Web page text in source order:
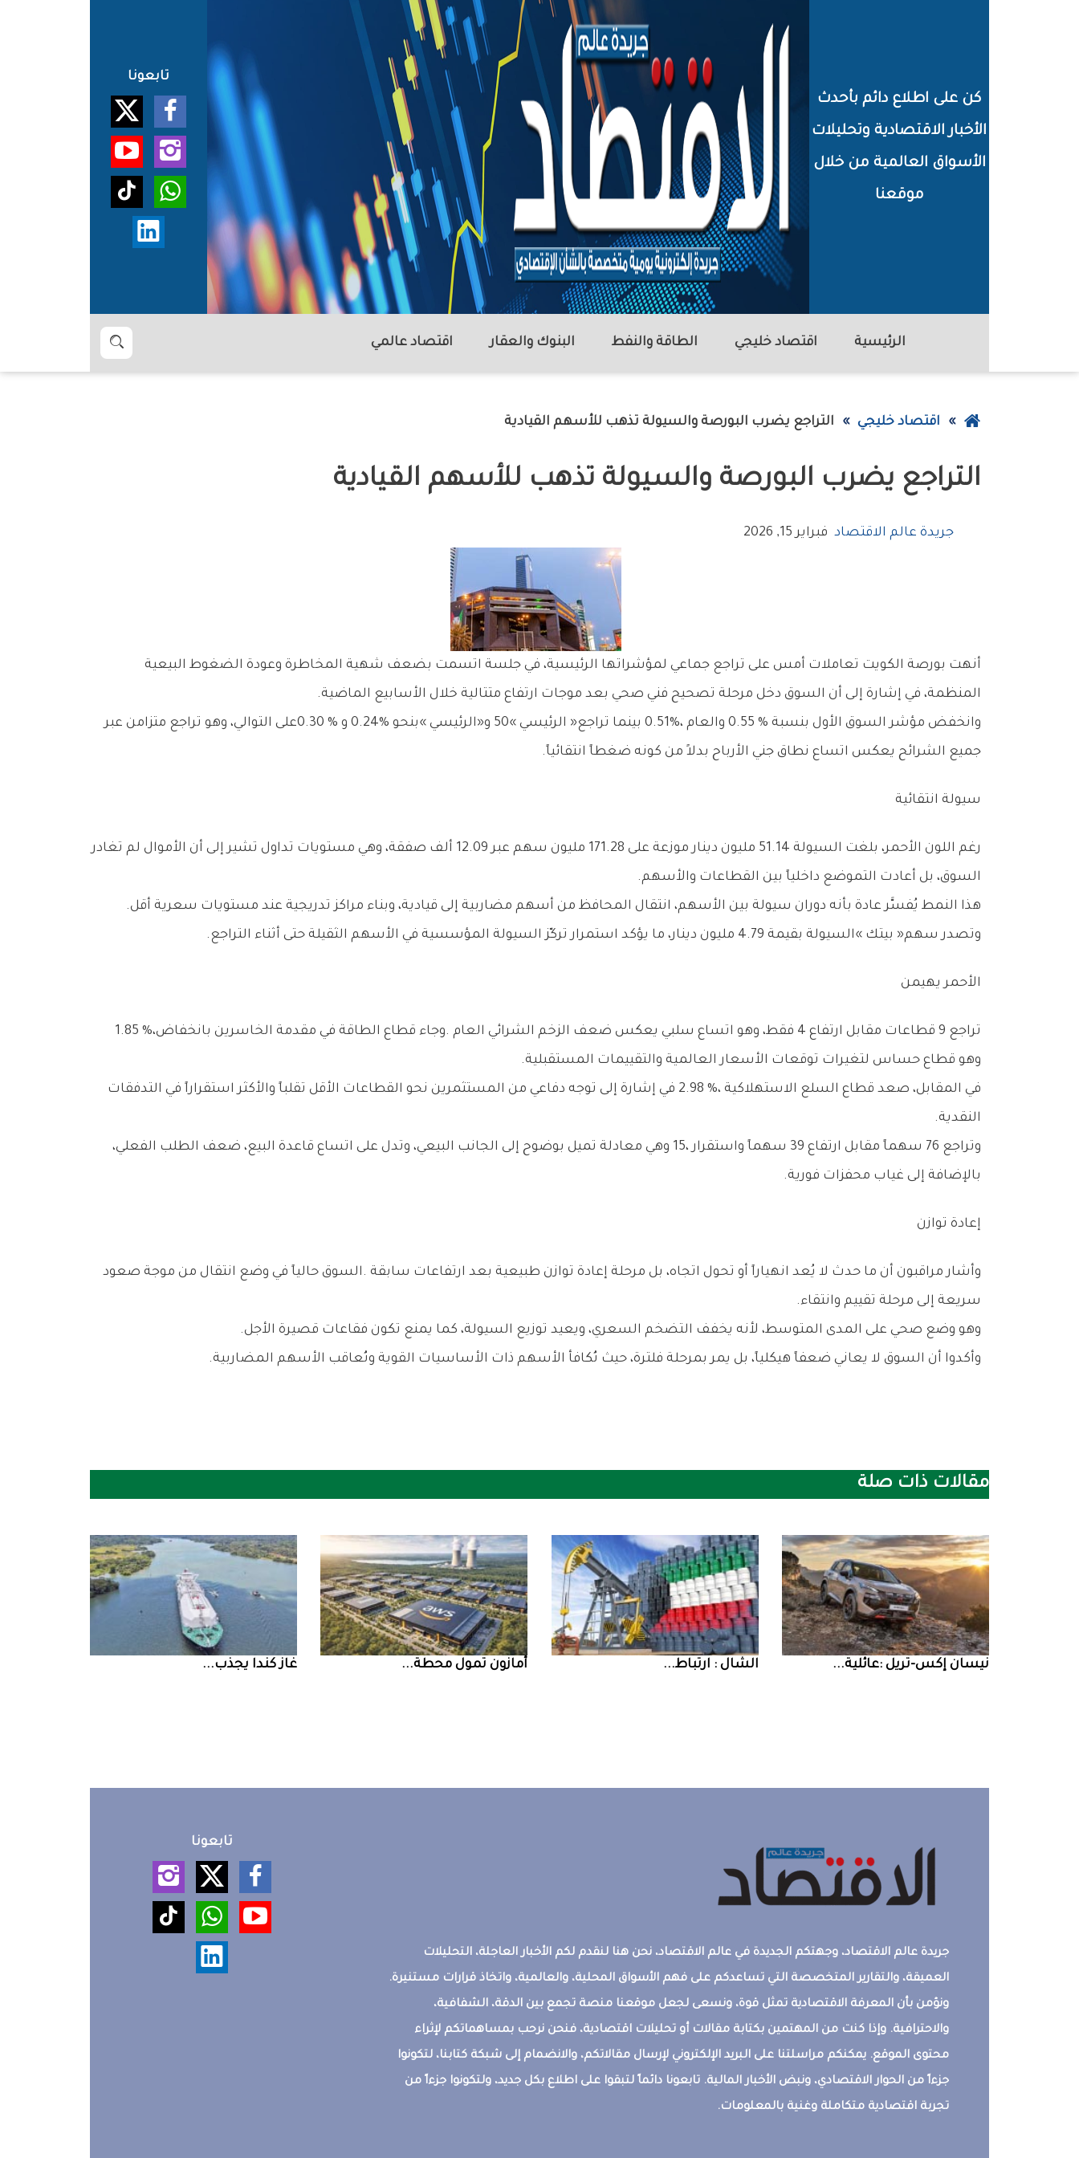
كن على اطلاع دائم بأحدث
الأخبار الاقتصادية وتحليلات
الأسواق العالمية من خلال
موقعنا
تابعونا
الرئيسية اقتصاد خليجي الطاقة والنفط البنوك والعقار اقتصاد عالمي بحث
عودة
الصفحة
اقتصاد خليجي التراجع‭ ‬يضرب‭ ‬البورصة‭ ‬والسيولة‭ ‬تذهب‭ ‬للأسهم‭ ‬القيادية
التراجع‭ ‬يضرب‭ ‬البورصة‭ ‬والسيولة‭ ‬تذهب‭ ‬للأسهم‭ ‬القيادية
جريدة عالم الاقتصاد فبراير 15, 2026
‬المنظمة،‭ ‬في‭ ‬إشارة‭ ‬إلى‭ ‬أن‭ ‬السوق‭ ‬دخل‭ ‬مرحلة‭ ‬تصحيح‭ ‬فني‭ ‬صحي‭ ‬بعد‭ ‬موجات‭ ‬ارتفاع‭ ‬متتالية‭ ‬خلال‭ ‬الأسابيع‭ ‬الماضية‭.‬
‬جميع‭ ‬الشرائح‭ ‬يعكس‭ ‬اتساع‭ ‬نطاق‭ ‬جني‭ ‬الأرباح‭ ‬بدلاً‭ ‬من‭ ‬كونه‭ ‬ضغطاً‭ ‬انتقائياً‭.‬
سيولة‭ ‬انتقائية‭ ‬
‬السوق،‭ ‬بل‭ ‬أعادت‭ ‬التموضع‭ ‬داخلياً‭ ‬بين‭ ‬القطاعات‭ ‬والأسهم‭.‬
هذا‭ ‬النمط‭ ‬يُفسَّر‭ ‬عادة‭ ‬بأنه‭ ‬دوران‭ ‬سيولة‭ ‬بين‭ ‬الأسهم،‭ ‬انتقال‭ ‬المحافظ‭ ‬من‭ ‬أسهم‭ ‬مضاربية‭ ‬إلى‭ ‬قيادية،‭ ‬وبناء‭ ‬مراكز‭ ‬تدريجية‭ ‬عند‭ ‬مستويات‭ ‬سعرية‭ ‬أقل‭.‬
وتصدر‭ ‬سهم‭ ‬‮«‬بيتك‮»‬‭ ‬السيولة‭ ‬بقيمة‭ ‬4‭.‬79‭ ‬مليون‭ ‬دينار،‭ ‬ما‭ ‬يؤكد‭ ‬استمرار‭ ‬تركّز‭ ‬السيولة‭ ‬المؤسسية‭ ‬في‭ ‬الأسهم‭ ‬الثقيلة‭ ‬حتى‭ ‬أثناء‭ ‬التراجع‭.‬
الأحمر‭ ‬يهيمن
تراجع‭ ‬9‭ ‬قطاعات‭ ‬مقابل‭ ‬ارتفاع‭ ‬4‭ ‬فقط،‭ ‬وهو‭ ‬اتساع‭ ‬سلبي‭ ‬يعكس‭ ‬ضعف‭ ‬الزخم‭ ‬الشرائي‭ ‬العام‭. ‬وجاء‭ ‬قطاع‭ ‬الطاقة‭ ‬في‭ ‬مقدمة‭ ‬الخاسرين‭ ‬بانخفاض‭ ‬1‭.‬85‭ %‬،‭
‬وهو‭ ‬قطاع‭ ‬حساس‭ ‬لتغيرات‭ ‬توقعات‭ ‬الأسعار‭ ‬العالمية‭ ‬والتقييمات‭ ‬المستقبلية‭.‬
‬النقدية‭.‬
‬بالإضافة‭ ‬إلى‭ ‬غياب‭ ‬محفزات‭ ‬فورية‭.‬
إعادة‭ ‬توازن
‬سريعة‭ ‬إلى‭ ‬مرحلة‭ ‬تقييم‭ ‬وانتقاء‭.‬
وهو‭ ‬وضع‭ ‬صحي‭ ‬على‭ ‬المدى‭ ‬المتوسط،‭ ‬لأنه‭ ‬يخفف‭ ‬التضخم‭ ‬السعري،‭ ‬ويعيد‭ ‬توزيع‭ ‬السيولة،‭ ‬كما‭ ‬يمنع‭ ‬تكون‭ ‬فقاعات‭ ‬قصيرة‭ ‬الأجل‭.‬
وأكدوا‭ ‬أن‭ ‬السوق‭ ‬لا‭ ‬يعاني‭ ‬ضعفاً‭ ‬هيكلياً،‭ ‬بل‭ ‬يمر‭ ‬بمرحلة‭ ‬فلترة،‭ ‬حيث‭ ‬تُكافأ‭ ‬الأسهم‭ ‬ذات‭ ‬الأساسيات‭ ‬القوية‭ ‬وتُعاقب‭ ‬الأسهم‭ ‬المضاربية‭.‬
مقالات ذات صلة
نيسان‭ ‬إكس‭-‬تريل‭: ‬عائلية‭ ... ‮‬الشال‮ ‬‭: ‬ارتباط‭ ... أمازون‭ ‬تمول‭ ‬محطة‭ ... غاز‭ ‬كندا‭ ‬يجذب‭ ...
جريدة عالم الاقتصاد، وجهتكم الجديدة في عالم الاقتصاد، نحن هنا لنقدم لكم الأخبار العاجلة، التحليلات
العميقة، والتقارير المتخصصة التي تساعدكم على فهم الأسواق المحلية، والعالمية، واتخاذ قرارات مستنيرة.
ونؤمن بأن المعرفة الاقتصادية تمثل قوة، ونسعى لجعل موقعنا منصة تجمع بين الدقة، الشفافية،
والاحترافية. وإذا كنت من المهتمين بكتابة مقالات أو تحليلات اقتصادية، فنحن نرحب بمساهماتكم لإثراء
محتوى الموقع. يمكنكم مراسلتنا على البريد الإلكتروني لإرسال مقالاتكم، والانضمام إلى شبكة كتابنا، لتكونوا
جزءاً من الحوار الاقتصادي، ونبض الأخبار المالية. تابعونا دائماً لتبقوا على اطلاع بكل جديد، ولتكونوا جزءاً من
تجربة اقتصادية متكاملة وغنية بالمعلومات.
تابعونا